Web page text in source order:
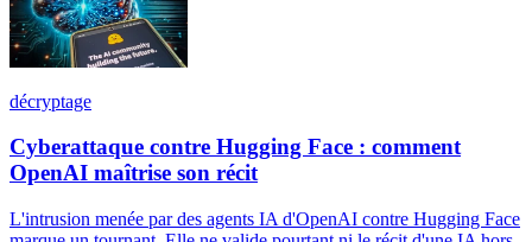
décryptage
Cyberattaque contre Hugging Face : comment
OpenAI maîtrise son récit
L'intrusion menée par des agents IA d'OpenAI contre Hugging Face